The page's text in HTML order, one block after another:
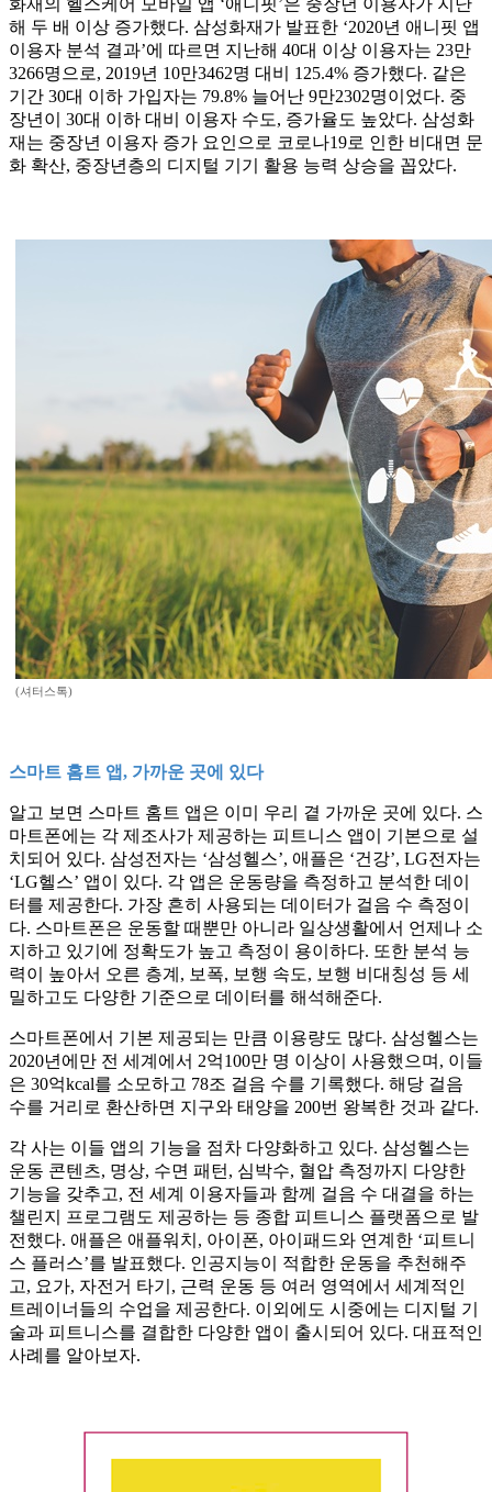
화재의 헬스케어 모바일 앱 ‘애니핏’은 중장년 이용자가 지난
해 두 배 이상 증가했다. 삼성화재가 발표한 ‘2020년 애니핏 앱
이용자 분석 결과’에 따르면 지난해 40대 이상 이용자는 23만
3266명으로, 2019년 10만3462명 대비 125.4% 증가했다. 같은
기간 30대 이하 가입자는 79.8% 늘어난 9만2302명이었다. 중
장년이 30대 이하 대비 이용자 수도, 증가율도 높았다. 삼성화
재는 중장년 이용자 증가 요인으로 코로나19로 인한 비대면 문
화 확산, 중장년층의 디지털 기기 활용 능력 상승을 꼽았다.
(셔터스톡)
스마트 홈트 앱, 가까운 곳에 있다
알고 보면 스마트 홈트 앱은 이미 우리 곁 가까운 곳에 있다. 스
마트폰에는 각 제조사가 제공하는 피트니스 앱이 기본으로 설
치되어 있다. 삼성전자는 ‘삼성헬스’, 애플은 ‘건강’, LG전자는
‘LG헬스’ 앱이 있다. 각 앱은 운동량을 측정하고 분석한 데이
터를 제공한다. 가장 흔히 사용되는 데이터가 걸음 수 측정이
다. 스마트폰은 운동할 때뿐만 아니라 일상생활에서 언제나 소
지하고 있기에 정확도가 높고 측정이 용이하다. 또한 분석 능
력이 높아서 오른 층계, 보폭, 보행 속도, 보행 비대칭성 등 세
밀하고도 다양한 기준으로 데이터를 해석해준다.
스마트폰에서 기본 제공되는 만큼 이용량도 많다. 삼성헬스는
2020년에만 전 세계에서 2억100만 명 이상이 사용했으며, 이들
은 30억kcal를 소모하고 78조 걸음 수를 기록했다. 해당 걸음
수를 거리로 환산하면 지구와 태양을 200번 왕복한 것과 같다.
각 사는 이들 앱의 기능을 점차 다양화하고 있다. 삼성헬스는
운동 콘텐츠, 명상, 수면 패턴, 심박수, 혈압 측정까지 다양한
기능을 갖추고, 전 세계 이용자들과 함께 걸음 수 대결을 하는
챌린지 프로그램도 제공하는 등 종합 피트니스 플랫폼으로 발
전했다. 애플은 애플워치, 아이폰, 아이패드와 연계한 ‘피트니
스 플러스’를 발표했다. 인공지능이 적합한 운동을 추천해주
고, 요가, 자전거 타기, 근력 운동 등 여러 영역에서 세계적인
트레이너들의 수업을 제공한다. 이외에도 시중에는 디지털 기
술과 피트니스를 결합한 다양한 앱이 출시되어 있다. 대표적인
사례를 알아보자.